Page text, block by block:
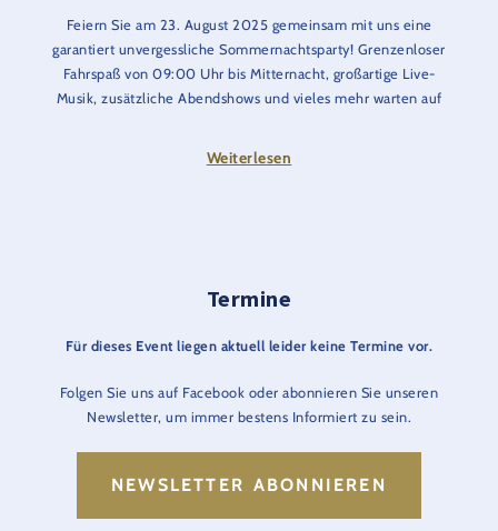
Feiern Sie am 23. August 2025 gemeinsam mit uns eine
garantiert unvergessliche Sommernachtsparty! Grenzenloser
Fahrspaß von 09:00 Uhr bis Mitternacht, großartige Live-
Musik, zusätzliche Abendshows und vieles mehr warten auf
Geburtstag des Europa-Park JUNIOR CLUB zudem gebührend
Weiterlesen
Termine
Für dieses Event liegen aktuell leider keine Termine vor.
Folgen Sie uns auf Facebook oder abonnieren Sie unseren
Newsletter, um immer bestens Informiert zu sein.
NEWSLETTER ABONNIEREN